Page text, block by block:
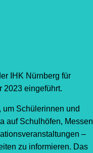
IHK Nürnberg für
2023 eingeführt.
um Schülerinnen und
auf Schulhöfen, Messen
–
zu informieren. Das